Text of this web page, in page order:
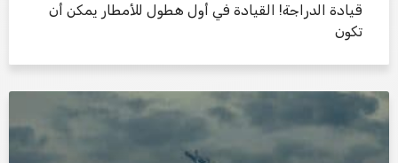
قيادة الدراجة! القيادة في أول هطول للأمطار يمكن أن
تكون